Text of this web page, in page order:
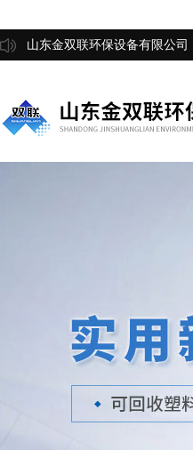
山东金双联环保设备有限公司